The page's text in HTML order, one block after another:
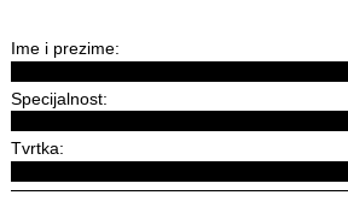
Ime i prezime:
Specijalnost:
Tvrtka: